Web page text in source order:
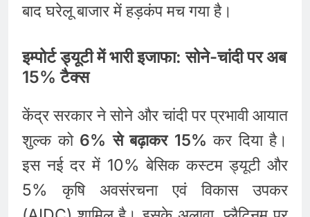
बाद घरेलू बाजार में हड़कंप मच गया है।
इम्पोर्ट ड्यूटी में भारी इजाफा: सोने-चांदी पर अब
15% टैक्स
केंद्र सरकार ने सोने और चांदी पर प्रभावी आयात
शुल्क को 6% से बढ़ाकर 15% कर दिया है।
इस नई दर में 10% बेसिक कस्टम ड्यूटी और
5% कृषि अवसंरचना एवं विकास उपकर